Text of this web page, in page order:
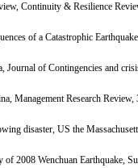
Continuity & Resilience
of a Catastrophic
of Contingencies and
Management Research Review,
disaster, US the
2008 Wenchuan Earthquake,